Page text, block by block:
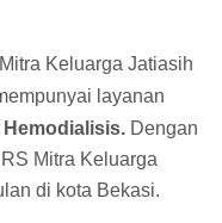
Keluarga Jatiasih
layanan
Dengan
Mitra Keluarga
di kota Bekasi.